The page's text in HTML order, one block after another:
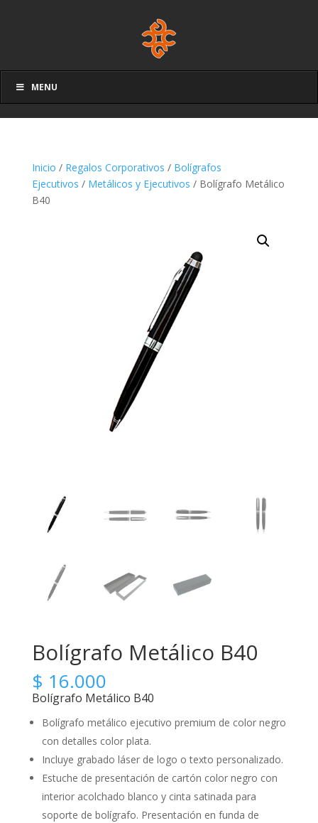
MENU
Inicio / Regalos Corporativos / Bolígrafos
Ejecutivos / Metálicos y Ejecutivos / Bolígrafo Metálico
B40
Bolígrafo Metálico B40
$ 16.000
Bolígrafo Metálico B40
Bolígrafo metálico ejecutivo premium de color negro
con detalles color plata.
Incluye grabado láser de logo o texto personalizado.
Estuche de presentación de cartón color negro con
interior acolchado blanco y cinta satinada para
soporte de bolígrafo. Presentación en funda de